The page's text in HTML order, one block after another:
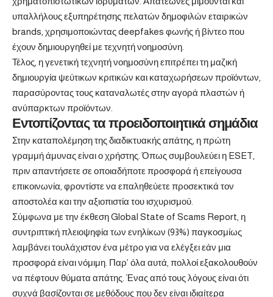
υπαλλήλους εξυπηρέτησης πελατών δημοφιλών εταιρικών
brands, χρησιμοποιώντας deepfakes φωνής ή βίντεο που
έχουν δημιουργηθεί με τεχνητή νοημοσύνη.
Τέλος, η γενετική τεχνητή νοημοσύνη επιτρέπει τη μαζική
δημιουργία ψεύτικων κριτικών και καταχωρήσεων προϊόντων,
παρασύροντας τους καταναλωτές στην αγορά πλαστών ή
ανύπαρκτων προϊόντων.
Εντοπίζοντας τα προειδοποιητικά σημάδια
Στην καταπολέμηση της διαδικτυακής απάτης, η πρώτη
γραμμή άμυνας είναι ο χρήστης. Όπως συμβουλεύει η ESET,
πριν απαντήσετε σε οποιαδήποτε προσφορά ή επείγουσα
επικοινωνία, φροντίστε να επαληθεύετε προσεκτικά τον
αποστολέα και την αξιοπιστία του ισχυρισμού.
Σύμφωνα με την έκθεση Global State of Scams Report, η
συντριπτική πλειοψηφία των ενηλίκων (93%) παγκοσμίως
λαμβάνει τουλάχιστον ένα μέτρο για να ελέγξει εάν μια
προσφορά είναι νόμιμη. Παρ’ όλα αυτά, πολλοί εξακολουθούν
να πέφτουν θύματα απάτης. Ένας από τους λόγους είναι ότι
συχνά βασίζονται σε μεθόδους που δεν είναι ιδιαίτερα